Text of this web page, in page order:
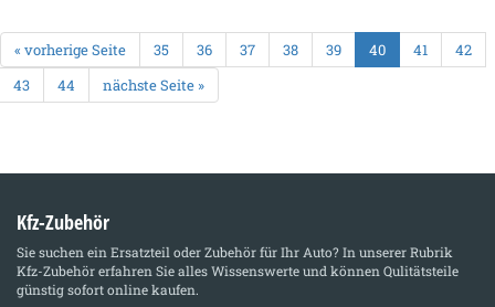
« vorherige Seite 35 36 37 38 39 40 41
42
43
44 nächste Seite »
Kfz-Zubehör
Sie suchen ein Ersatzteil oder Zubehör für Ihr Auto? In unserer Rubrik
Kfz-Zubehörerfahren Sie alles Wissenswerte und können Qulitätsteile
günstig sofort online kaufen.